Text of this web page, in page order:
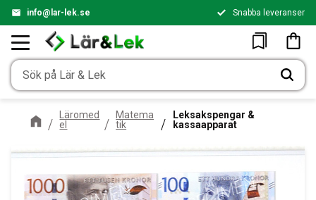
info@lar-lek.se Snabba leveranser
Favoriter
Läromed
el
Matema
tik
Leksakspengar &
kassaapparat